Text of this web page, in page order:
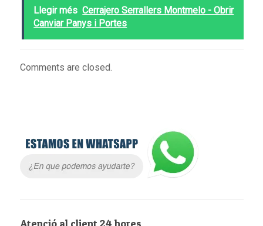
Llegir més Cerrajero Serrallers Montmelo - Obrir
Canviar Panys i Portes
Comments are closed.
Atenció al client 24 hores